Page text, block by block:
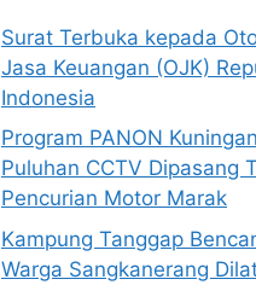
Surat Terbuka kepada
Jasa Keuangan (OJK)
Indonesia
Program PANON
Puluhan CCTV Dipasang
Pencurian Motor Marak
Kampung Tanggap
Warga Sangkanerang